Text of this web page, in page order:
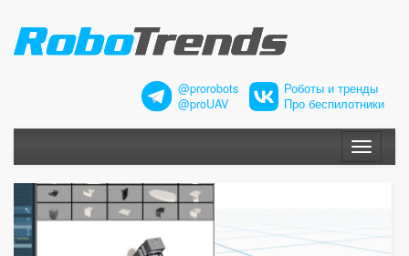
@prorobots
@proUAV
Роботы и тренды
Про беспилотники
Меню